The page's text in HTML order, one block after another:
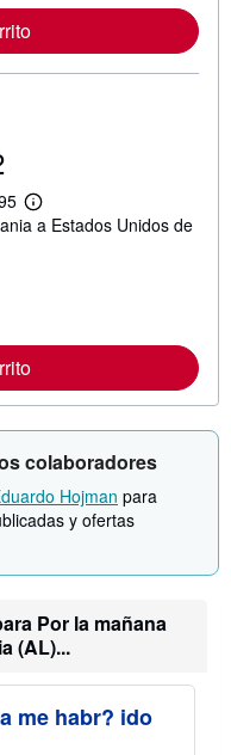
c
i
e
l
a
d
e
e
v
o
M
á
c
i
s
b
r
e
a
r
i
s
d
a Estados Unidos de
colaboradores
Hojman para
y ofertas
Por la mañana
(AL)...
me habr? ido